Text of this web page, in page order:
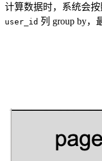
计算数据时，系统会
user_id 列 group by，